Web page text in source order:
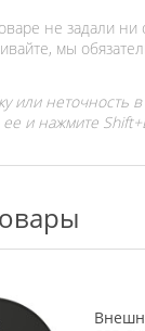
не задали ни
мы
или неточность в
ее и нажмите